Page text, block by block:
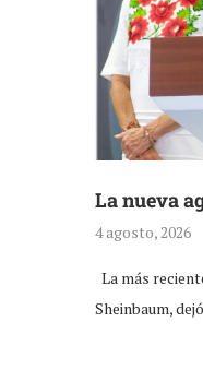
La nueva
4 agosto, 2026
La más
Sheinbaum,